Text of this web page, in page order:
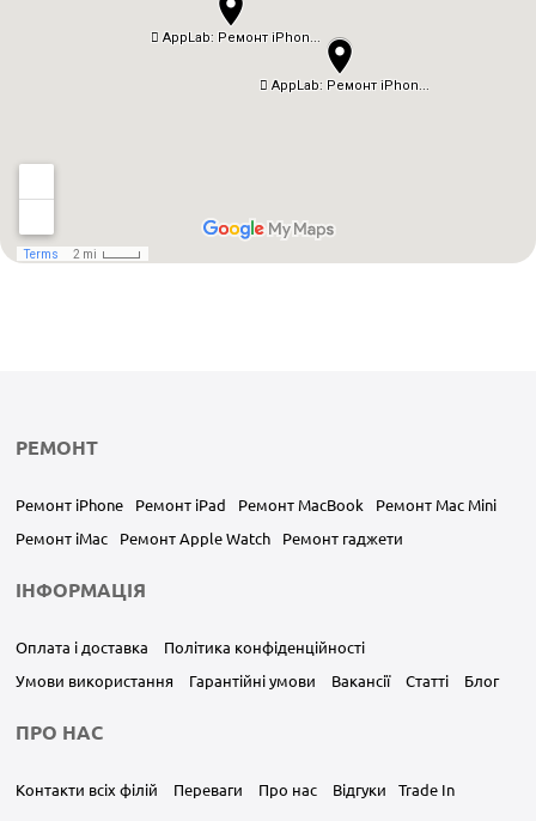
РЕМОНТ
Ремонт iPhone Ремонт iPad Ремонт MacBook
Ремонт Mac Mini
Ремонт iMac
Ремонт Apple Watch Ремонт гаджети
ІНФОРМАЦІЯ
Оплата і доставка
Політика конфіденційності
Умови використання
Гарантійні умови Вакансії Статті Блог
ПРО НАС
Контакти всіх філій Переваги Про нас Відгуки Trade In